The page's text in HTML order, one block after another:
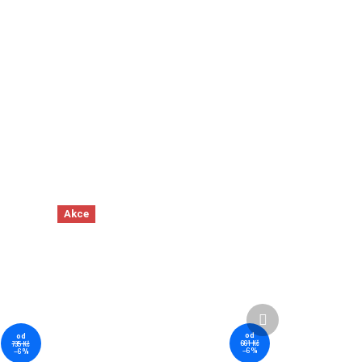
od
735 Kč
–6 %
Akce
od
661 Kč
–6 %
Další produkt